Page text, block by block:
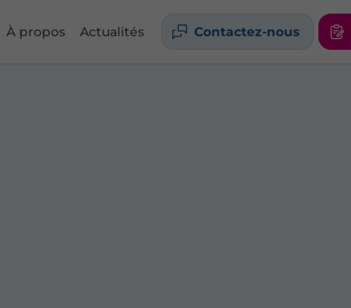
À propos Actualités Contactez-nous